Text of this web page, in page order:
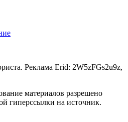
Реклама Erid: 2W5zFGs2u9z,
материалов разрешено
гиперссылки на источник.